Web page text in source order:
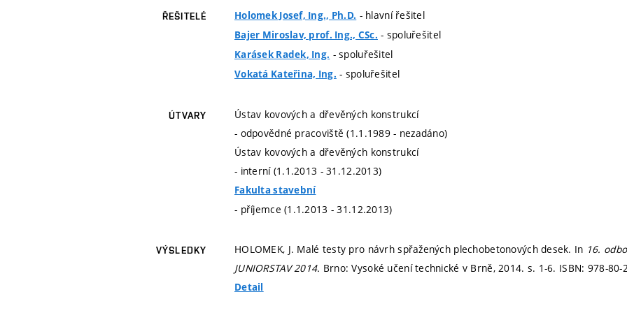
ŘEŠITELÉ Holomek Josef, Ing., Ph.D. - hlavní řešitel
Bajer Miroslav, prof. Ing., CSc. - spoluřešitel
Karásek Radek, Ing. - spoluřešitel
Vokatá Kateřina, Ing. - spoluřešitel
ÚTVARY
Ústav kovových a dřevěných konstrukcí
- odpovědné pracoviště (1.1.1989 - nezadáno)
Ústav kovových a dřevěných konstrukcí
- interní (1.1.2013 - 31.12.2013)
Fakulta stavební
- příjemce (1.1.2013 - 31.12.2013)
VÝSLEDKY HOLOMEK, J. Malé testy pro návrh spřažených plechobetonových desek. In 16.
JUNIORSTAV 2014. Brno: Vysoké učení technické v Brně, 2014. s. 1-6. ISBN: 978-80-
Detail